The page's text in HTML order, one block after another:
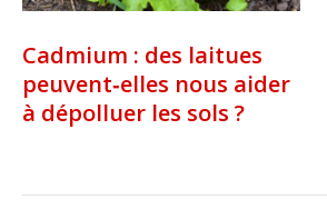
Cadmium : des laitues
peuvent‑elles nous aider
à dépolluer les sols ?